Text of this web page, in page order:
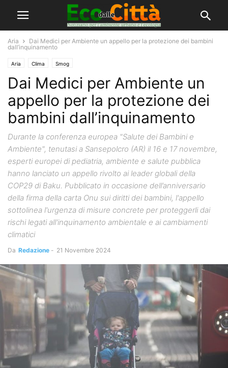
Aria
Dai Medici per Ambiente un appello per la protezione dei bambini
dall’inquinamento
Aria Clima Smog
Dai Medici per Ambiente un
appello per la protezione dei
bambini dall’inquinamento
Durante la conferenza europea "Salute dei Bambini e
Ambiente", tenutasi a Sansepolcro (AR) il 16 e 17 novembre,
esperti europei di pediatria, ambiente e salute pubblica
hanno lanciato un appello rivolto ai leader globali della
COP29 di Baku. Pubblicato in occasione dell’anniversario
della firma della carta Onu sui diritti dei bambini, l'appello
sottolinea l'urgenza di misure concrete per proteggerli dai
rischi legati all'inquinamento ambientale e ai cambiamenti
climatici
Da Redazione - 21 Novembre 2024